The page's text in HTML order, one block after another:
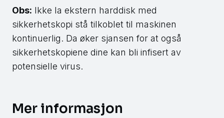
Obs: Ikke la ekstern harddisk med
sikkerhetskopi stå tilkoblet til maskinen
kontinuerlig. Da øker sjansen for at også
sikkerhetskopiene dine kan bli infisert av
potensielle virus.
Mer informasjon